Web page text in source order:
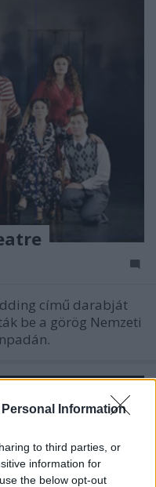
Information
to third parties, or
information for
the below opt-out
című darabját
be a görög Nemzeti